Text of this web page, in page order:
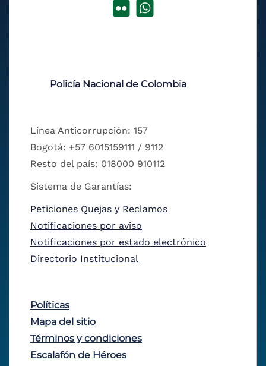
Policía Nacional de Colombia
Línea Anticorrupción: 157
Bogotá: +57 6015159111 / 9112
Resto del país: 018000 910112
Sistema de Garantías:
Peticiones Quejas y Reclamos
Notificaciones por aviso
Notificaciones por estado electrónico
Directorio Institucional
Políticas
Mapa del sitio
Términos y condiciones
Escalafón de Héroes